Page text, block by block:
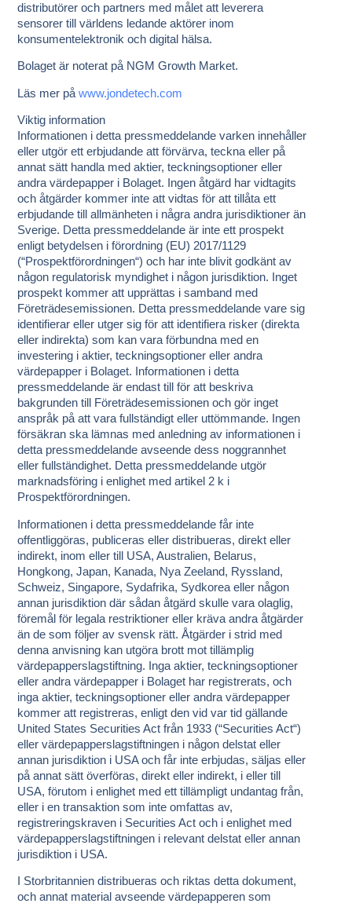
distributörer och partners med målet att leverera
sensorer till världens ledande aktörer inom
konsumentelektronik och digital hälsa.
Bolaget är noterat på NGM Growth Market.
Läs mer påwww.jondetech.com
Viktig information
Informationen i detta pressmeddelande varken innehåller
eller utgör ett erbjudande att förvärva, teckna eller på
annat sätt handla med aktier, teckningsoptioner eller
andra värdepapper i Bolaget. Ingen åtgärd har vidtagits
och åtgärder kommer inte att vidtas för att tillåta ett
erbjudande till allmänheten i några andra jurisdiktioner än
Sverige. Detta pressmeddelande är inte ett prospekt
enligt betydelsen i förordning (EU) 2017/1129
(“Prospektförordningen“) och har inte blivit godkänt av
någon regulatorisk myndighet i någon jurisdiktion. Inget
prospekt kommer att upprättas i samband med
Företrädesemissionen. Detta pressmeddelande vare sig
identifierar eller utger sig för att identifiera risker (direkta
eller indirekta) som kan vara förbundna med en
investering i aktier, teckningsoptioner eller andra
värdepapper i Bolaget. Informationen i detta
pressmeddelande är endast till för att beskriva
bakgrunden till Företrädesemissionen och gör inget
anspråk på att vara fullständigt eller uttömmande. Ingen
försäkran ska lämnas med anledning av informationen i
detta pressmeddelande avseende dess noggrannhet
eller fullständighet. Detta pressmeddelande utgör
marknadsföring i enlighet med artikel 2 k i
Prospektförordningen.
Informationen i detta pressmeddelande får inte
offentliggöras, publiceras eller distribueras, direkt eller
indirekt, inom eller till USA, Australien, Belarus,
Hongkong, Japan, Kanada, Nya Zeeland, Ryssland,
Schweiz, Singapore, Sydafrika, Sydkorea eller någon
annan jurisdiktion där sådan åtgärd skulle vara olaglig,
föremål för legala restriktioner eller kräva andra åtgärder
än de som följer av svensk rätt. Åtgärder i strid med
denna anvisning kan utgöra brott mot tillämplig
värdepapperslagstiftning. Inga aktier, teckningsoptioner
eller andra värdepapper i Bolaget har registrerats, och
inga aktier, teckningsoptioner eller andra värdepapper
kommer att registreras, enligt den vid var tid gällande
United States Securities Act från 1933 (“Securities Act“)
eller värdepapperslagstiftningen i någon delstat eller
annan jurisdiktion i USA och får inte erbjudas, säljas eller
på annat sätt överföras, direkt eller indirekt, i eller till
USA, förutom i enlighet med ett tillämpligt undantag från,
eller i en transaktion som inte omfattas av,
registreringskraven i Securities Act och i enlighet med
värdepapperslagstiftningen i relevant delstat eller annan
jurisdiktion i USA.
I Storbritannien distribueras och riktas detta dokument,
och annat material avseende värdepapperen som